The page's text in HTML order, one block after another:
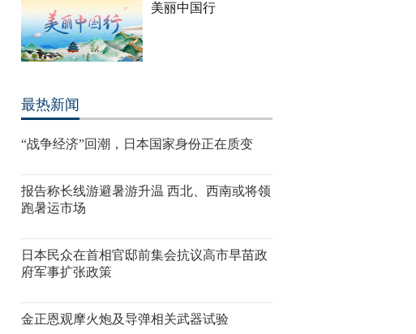
美丽中国行
最热新闻
“战争经济”回潮，日本国家身份正在质变
报告称长线游避暑游升温 西北、西南或将领
跑暑运市场
日本民众在首相官邸前集会抗议高市早苗政
府军事扩张政策
金正恩观摩火炮及导弹相关武器试验